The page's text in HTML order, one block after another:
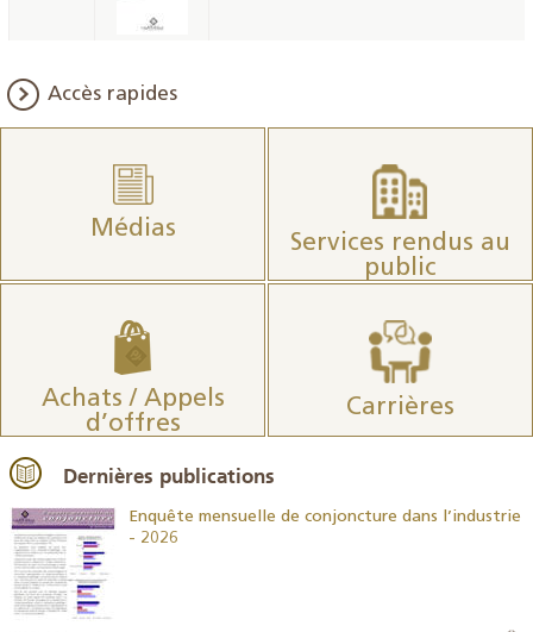
Accès rapides
Médias
Services rendus au
public
Achats / Appels
d’offres
Carrières
Dernières publications
Enquête mensuelle de conjoncture dans l’industrie
- 2026